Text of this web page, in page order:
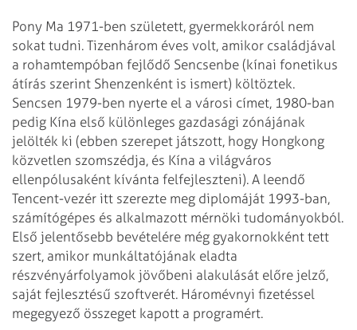
Pony Ma 1971-ben született, gyermekkoráról nem
sokat tudni. Tizenhárom éves volt, amikor családjával
a rohamtempóban fejlődő Sencsenbe (kínai fonetikus
átírás szerint Shenzenként is ismert) költöztek.
Sencsen 1979-ben nyerte el a városi címet, 1980-ban
pedig Kína első különleges gazdasági zónájának
jelölték ki (ebben szerepet játszott, hogy Hongkong
közvetlen szomszédja, és Kína a világváros
ellenpólusaként kívánta felfejleszteni). A leendő
Tencent-vezér itt szerezte meg diplomáját 1993-ban,
számítógépes és alkalmazott mérnöki tudományokból.
Első jelentősebb bevételére még gyakornokként tett
szert, amikor munkáltatójának eladta
részvényárfolyamok jövőbeni alakulását előre jelző,
saját fejlesztésű szoftverét. Háromévnyi fizetéssel
megegyező összeget kapott a programért.